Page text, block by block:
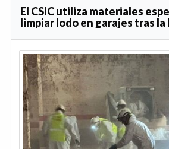
El CSIC utiliza materiales
limpiar lodo en garajes tras la